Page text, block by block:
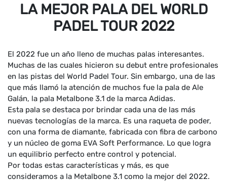
LA MEJOR PALA DEL WORLD
PADEL TOUR 2022
El 2022 fue un año lleno de muchas palas interesantes.
Muchas de las cuales hicieron su debut entre profesionales
en las pistas del World Padel Tour. Sin embargo, una de las
que más llamó la atención de muchos fue la pala de Ale
Galán, la pala Metalbone 3.1 de la marca Adidas.
Esta pala se destaca por brindar cada una de las más
nuevas tecnologías de la marca. Es una raqueta de poder,
con una forma de diamante, fabricada con fibra de carbono
y un núcleo de goma EVA Soft Performance. Lo que logra
un equilibrio perfecto entre control y potencial.
Por todas estas características y más, es que
consideramos a la Metalbone 3.1 como la mejor del 2022.